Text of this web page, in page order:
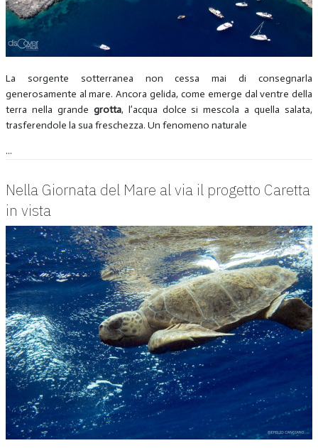
La sorgente sotterranea non cessa mai di consegnarla
generosamente al mare. Ancora gelida, come emerge dal ventre della
terra nella grande grotta, l’acqua dolce si mescola a quella salata,
trasferendole la sua freschezza. Un fenomeno naturale
...
Nella Giornata del Mare al via il progetto Caretta
in vista